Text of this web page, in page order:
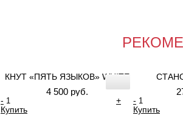
КНУТ «ПЯТЬ ЯЗЫКОВ» WHITE
4 500 руб.
-
+
Купить
-
Купить